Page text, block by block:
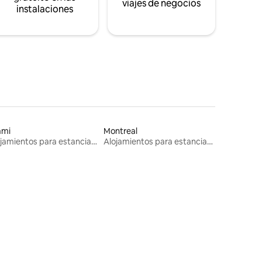
instalaciones
viajes de negocios
Alojamientos para estancias largas
Montreal
Alojamientos para estancias largas